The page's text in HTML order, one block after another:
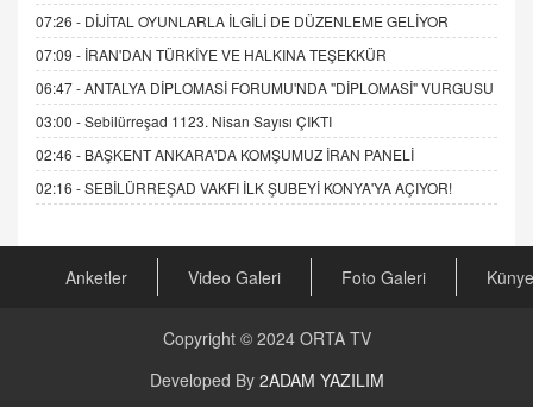
07:26 - DİJİTAL OYUNLARLA İLGİLİ DE DÜZENLEME GELİYOR
07:09 - İRAN'DAN TÜRKİYE VE HALKINA TEŞEKKÜR
06:47 -ANTALYA DİPLOMASİ FORUMU'NDA "DİPLOMASİ" VURGUSU
03:00 -Sebilürreşad 1123. Nisan Sayısı ÇIKTI
02:46 - BAŞKENT ANKARA'DA KOMŞUMUZ İRAN PANELİ
02:16 -SEBİLÜRREŞAD VAKFI İLK ŞUBEYİ KONYA'YA AÇIYOR!
Anketler Video Galeri Foto Galeri Künye
Copyright © 2024 ORTA TV
Developed By 2ADAM YAZILIM